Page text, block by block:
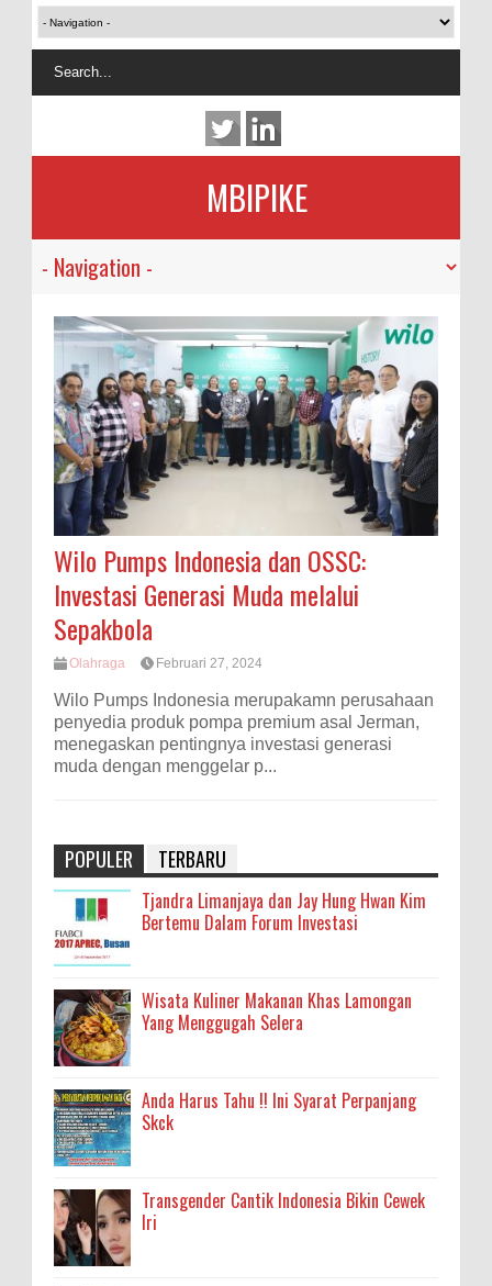
MBIPIKE
Wilo Pumps Indonesia dan OSSC:
Investasi Generasi Muda melalui
Sepakbola
Olahraga Februari 27, 2024
Wilo Pumps Indonesia merupakamn perusahaan
penyedia produk pompa premium asal Jerman,
menegaskan pentingnya investasi generasi
muda dengan menggelar p...
POPULER TERBARU
Tjandra Limanjaya dan Jay Hung Hwan Kim
Bertemu Dalam Forum Investasi
Wisata Kuliner Makanan Khas Lamongan
Yang Menggugah Selera
Anda Harus Tahu !! Ini Syarat Perpanjang
Skck
Transgender Cantik Indonesia Bikin Cewek
Iri